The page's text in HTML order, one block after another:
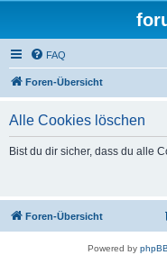
FAQ
Foren-Übersicht
Alle Cookies löschen
Bist du dir sicher, dass du alle
Foren-Übersicht
Powered by phpBB